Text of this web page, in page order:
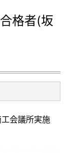
格者(坂
会議所実施